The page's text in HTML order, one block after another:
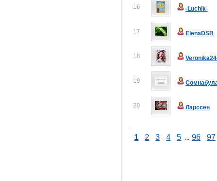
16 -Luchik-
17 ElenaDSB
18
19
20 Ларссен
1 2 3 4 5 ... 96 97